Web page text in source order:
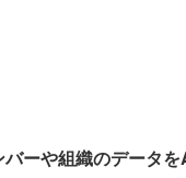
ーや組織のデータ